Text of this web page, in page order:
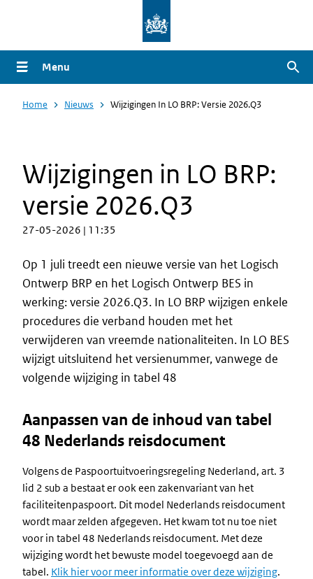
naar
de
gaan
Menu
Home Nieuws Wijzigingen In LO BRP: Versie 2026.Q3
Wijzigingen in LO BRP:
versie 2026.Q3
27-05-2026 | 11:35
Op 1 juli treedt een nieuwe versie van het Logisch
Ontwerp BRP en het Logisch Ontwerp BES in
werking: versie 2026.Q3. In LO BRP wijzigen enkele
procedures die verband houden met het
verwijderen van vreemde nationaliteiten. In LO BES
wijzigt uitsluitend het versienummer, vanwege de
volgende wijziging in tabel 48
Aanpassen van de inhoud van tabel
48 Nederlands reisdocument
Volgens de Paspoortuitvoeringsregeling Nederland, art. 3
lid 2 sub a bestaat er ook een zakenvariant van het
faciliteitenpaspoort. Dit model Nederlands reisdocument
wordt maar zelden afgegeven. Het kwam tot nu toe niet
voor in tabel 48 Nederlands reisdocument. Met deze
wijziging wordt het bewuste model toegevoegd aan de
tabel. Klik hier voor meer informatie over deze wijziging.